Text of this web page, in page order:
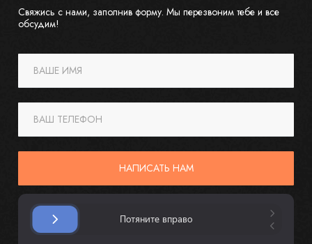
Свяжись с нами, заполнив форму. Мы перезвоним тебе и все
обсудим!
ВАШЕ ИМЯ
ВАШ ТЕЛЕФОН
НАПИСАТЬ НАМ